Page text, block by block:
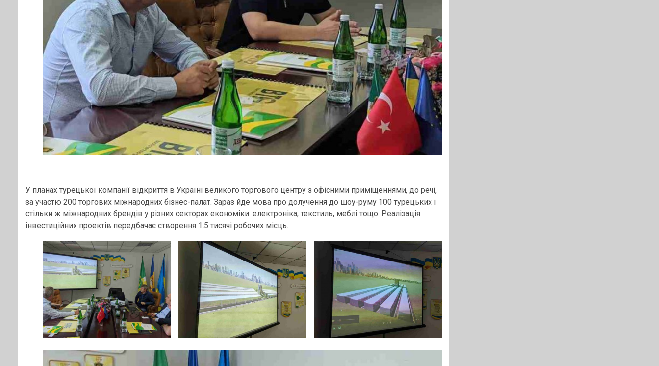
У планах турецької компанії відкриття в Україні великого торгового центру з офісними приміщеннями, до речі,
за участю 200 торгових міжнародних бізнес-палат. Зараз йде мова про долучення до шоу-руму 100 турецьких і
стільки ж міжнародних брендів у різних секторах економіки: електроніка, текстиль, меблі тощо. Реалізація
інвестиційних проектів передбачає створення 1,5 тисячі робочих місць.